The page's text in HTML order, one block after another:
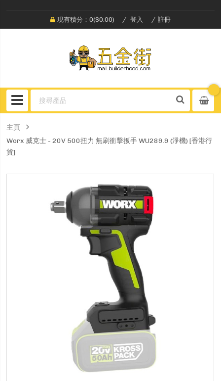
現有積分：0($0.00) 登入 註冊
主頁
Worx 威克士 - 20V 500扭力 無刷衝擊扳手 WU289.9 (淨機) [香港行
貨]